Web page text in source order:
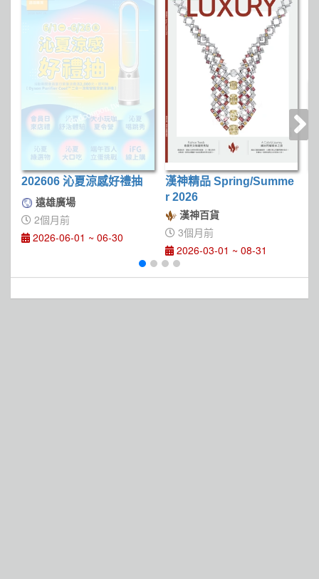
202606 沁夏涼感好禮抽
遠雄廣場
2個月前
2026-06-01 ~ 06-30
漢神精品 Spring/Summe
r 2026
漢神百貨
3個月前
2026-03-01 ~ 08-31